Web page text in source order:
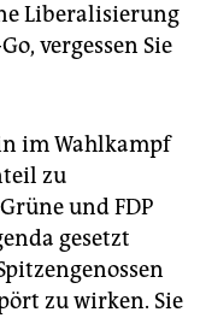
Liberalisierung
vergessen Sie
im Wahlkampf
zu
und FDP
gesetzt
zu wirken. Sie